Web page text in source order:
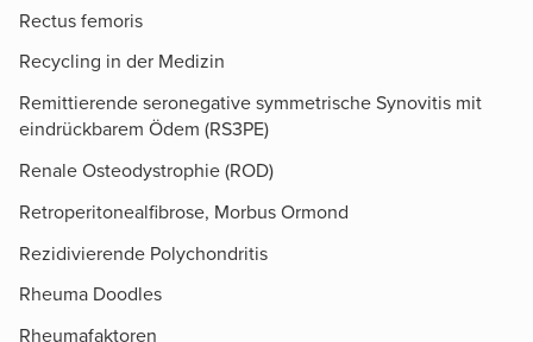
Rectus femoris
Recycling in der Medizin
Remittierende seronegative symmetrische Synovitis mit
eindrückbarem Ödem (RS3PE)
Renale Osteodystrophie (ROD)
Retroperitonealfibrose, Morbus Ormond
Rezidivierende Polychondritis
Rheuma Doodles
Rheumafaktoren